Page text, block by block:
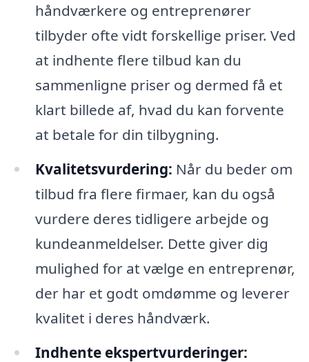
håndværkere og entreprenører
tilbyder ofte vidt forskellige priser. Ved
at indhente flere tilbud kan du
sammenligne priser og dermed få et
klart billede af, hvad du kan forvente
at betale for din tilbygning.
Kvalitetsvurdering: Når du beder om
tilbud fra flere firmaer, kan du også
vurdere deres tidligere arbejde og
kundeanmeldelser. Dette giver dig
mulighed for at vælge en entreprenør,
der har et godt omdømme og leverer
kvalitet i deres håndværk.
Indhente ekspertvurderinger: